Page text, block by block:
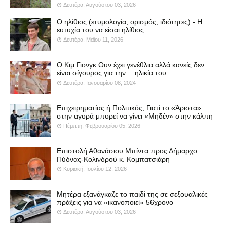
Δευτέρα, Αυγούστου 03, 2026
Ο ηλίθιος (ετυμολογία, ορισμός, ιδιότητες) - Η
ευτυχία του να είσαι ηλίθιος
Δευτέρα, Μαΐου 11, 2026
Ο Κιμ Γιονγκ Ουν έχει γενέθλια αλλά κανείς δεν
είναι σίγουρος για την… ηλικία του
Δευτέρα, Ιανουαρίου 08, 2024
Επιχειρηματίας ή Πολιτικός; Γιατί το «Άριστα»
στην αγορά μπορεί να γίνει «Μηδέν» στην κάλπη
Πέμπτη, Φεβρουαρίου 05, 2026
Επιστολή Αθανάσιου Μπίντα προς Δήμαρχο
Πύδνας-Κολινδρού κ. Κομπατσιάρη
Κυριακή, Ιουλίου 12, 2026
Μητέρα εξανάγκαζε το παιδί της σε σεξουαλικές
πράξεις για να «ικανοποιεί» 56χρονο
Δευτέρα, Αυγούστου 03, 2026